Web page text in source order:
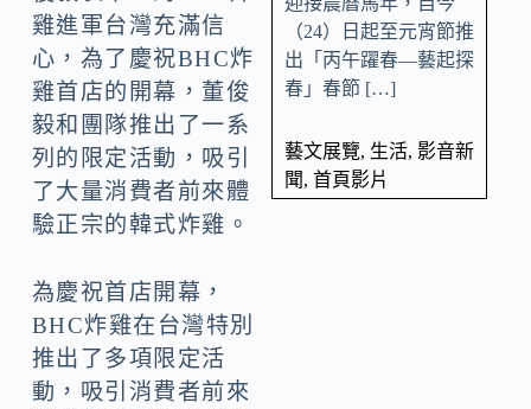
雞進軍台灣充滿信
心，為了慶祝BHC炸
雞首店的開幕，董俊
毅和團隊推出了一系
列的限定活動，吸引
了大量消費者前來體
驗正宗的韓式炸雞。
為慶祝首店開幕，
BHC炸雞在台灣特別
推出了多項限定活
動，吸引消費者前來
（24）日起至元宵節推
出「丙午躍春—藝起探
春」春節 […]
藝文展覽, 生活, 影音新
聞, 首頁影片